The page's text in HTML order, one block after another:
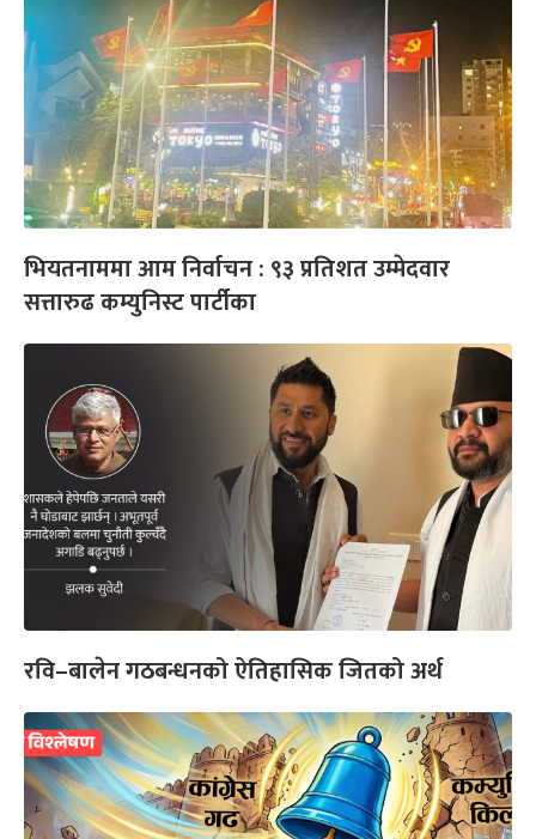
भियतनाममा आम निर्वाचन : ९३ प्रतिशत उम्मेदवार
सत्तारुढ कम्युनिस्ट पार्टीका
रवि–बालेन गठबन्धनको ऐतिहासिक जितको अर्थ